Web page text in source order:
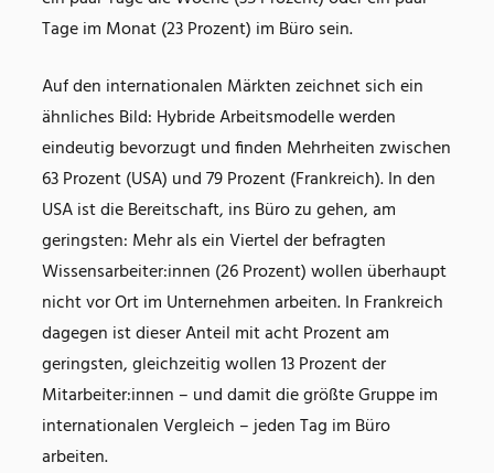
Tage im Monat (23 Prozent) im Büro sein.
Auf den internationalen Märkten zeichnet sich ein
ähnliches Bild: Hybride Arbeitsmodelle werden
eindeutig bevorzugt und finden Mehrheiten zwischen
63 Prozent (USA) und 79 Prozent (Frankreich). In den
USA ist die Bereitschaft, ins Büro zu gehen, am
geringsten: Mehr als ein Viertel der befragten
Wissensarbeiter:innen (26 Prozent) wollen überhaupt
nicht vor Ort im Unternehmen arbeiten. In Frankreich
dagegen ist dieser Anteil mit acht Prozent am
geringsten, gleichzeitig wollen 13 Prozent der
Mitarbeiter:innen – und damit die größte Gruppe im
internationalen Vergleich – jeden Tag im Büro
arbeiten.